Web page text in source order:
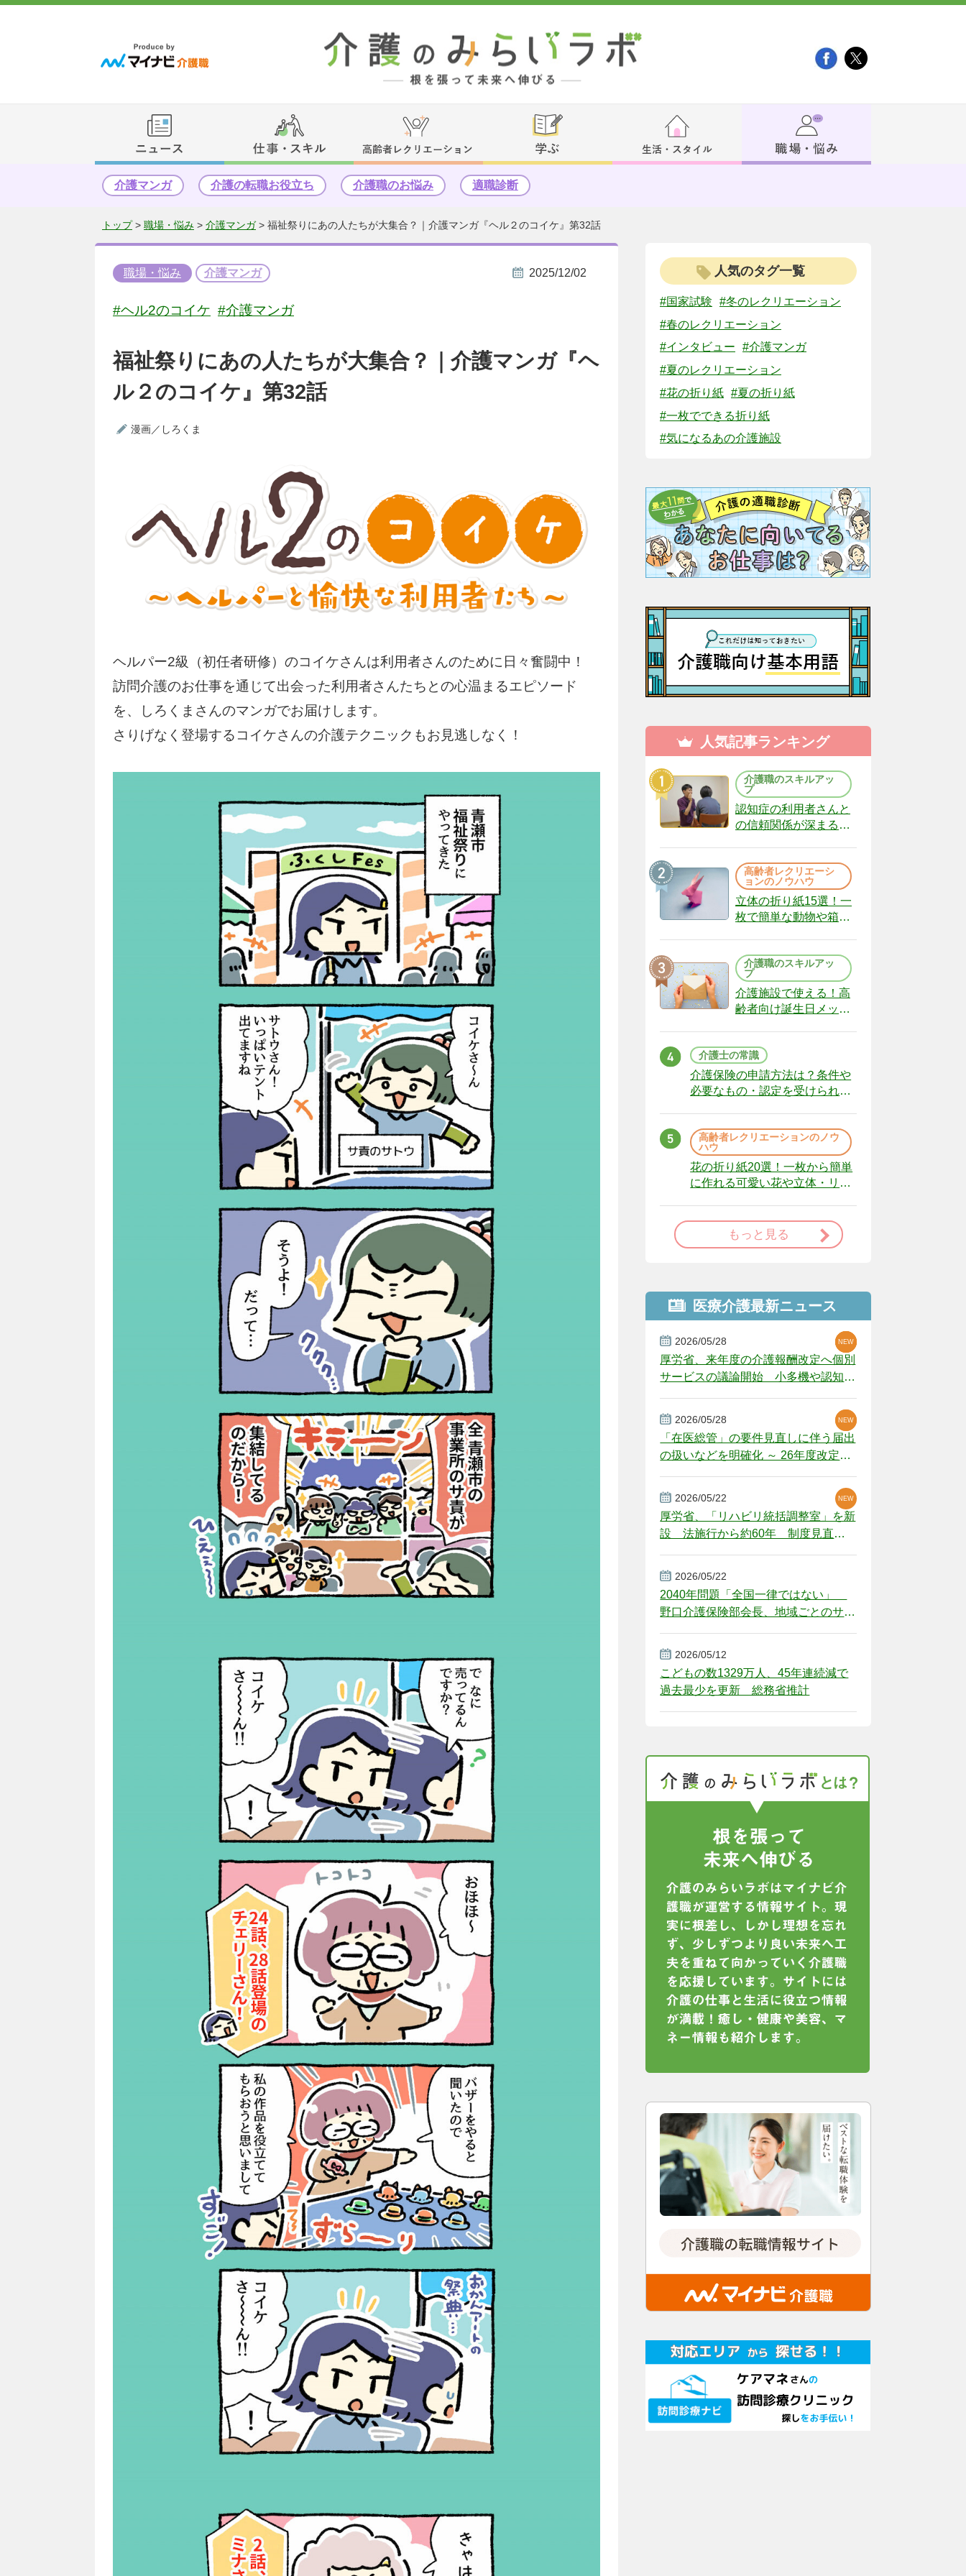
介護マンガ 介護の転職お役立ち 介護職のお悩み 適職診断
トップ> 職場・悩み > 介護マンガ> 福祉祭りにあの人たちが大集合？｜介護マンガ『ヘル２のコイケ』第32話
職場・悩み 介護マンガ 2025/12/02
#ヘル2のコイケ #介護マンガ
福祉祭りにあの人たちが大集合？｜介護マンガ『ヘ
ル２のコイケ』第32話
漫画／しろくま
ヘルパー2級（初任者研修）のコイケさんは利用者さんのために日々奮闘中！
訪問介護のお仕事を通じて出会った利用者さんたちとの心温まるエピソード
を、しろくまさんのマンガでお届けします。
さりげなく登場するコイケさんの介護テクニックもお見逃しなく！
人気のタグ一覧
#国家試験
#冬のレクリエーション
#春のレクリエーション
#インタビュー
#介護マンガ
#夏のレクリエーション
#花の折り紙 #夏の折り紙
#一枚でできる折り紙
#気になるあの介護施設
人気記事ランキング
介護職のスキルアッ
プ
認知症の利用者さんと
の信頼関係が深まる声
（22）
高齢者レクリエーシ
ョンのノウハウ
立体の折り紙15選！一
枚で簡単な動物や箱、
介護職のスキルアッ
プ
介護施設で使える！高
齢者向け誕生日メッセ
介護士の常識
介護保険の申請方法は？条件や
必要なもの・認定を受けられな
高齢者レクリエーションのノウ
ハウ
花の折り紙20選！一枚から簡単
に作れる可愛い花や立体・リー
もっと見る
医療介護最新ニュース
2026/05/28
厚労省、来年度の介護報酬改定へ個別
サービスの議論開始 小多機や認知症
NEW
NEW
NEW
2026/05/28
「在医総管」の要件見直しに伴う届出
の扱いなどを明確化 ～ 26年度改定疑
NEW
NEW
2026/05/22
厚労省、「リハビリ統括調整室」を新
設 法施行から約60年 制度見直し
NEW
2026/05/22
2040年問題「全国一律ではない」
野口介護保険部会長、地域ごとのサー
2026/05/12
こどもの数1329万人、45年連続減で
過去最少を更新 総務省推計